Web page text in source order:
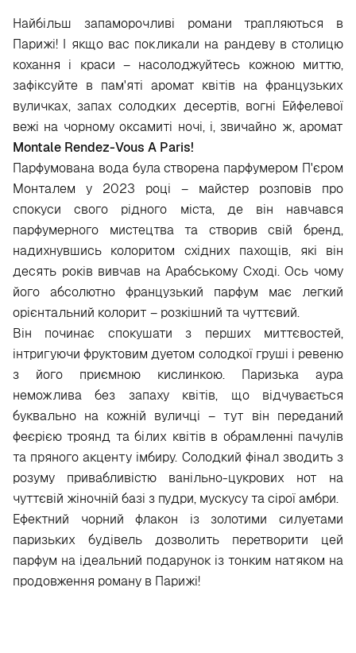
Найбільш запаморочливі романи трапляються в
Парижі! І якщо вас покликали на рандеву в столицю
кохання і краси – насолоджуйтесь кожною миттю,
зафіксуйте в пам'яті аромат квітів на французьких
вуличках, запах солодких десертів, вогні Ейфелевої
вежі на чорному оксамиті ночі, і, звичайно ж, аромат
Montale Rendez-Vous A Paris!
Парфумована вода була створена парфумером П'єром
Монталем у 2023 році – майстер розповів про
спокуси свого рідного міста, де він навчався
парфумерного мистецтва та створив свій бренд,
надихнувшись колоритом східних пахощів, які він
десять років вивчав на Арабському Сході. Ось чому
його абсолютно французький парфум має легкий
орієнтальний колорит – розкішний та чуттєвий.
Він починає спокушати з перших миттєвостей,
інтригуючи фруктовим дуетом солодкої груші і ревеню
з його приємною кислинкою. Паризька аура
неможлива без запаху квітів, що відчувається
буквально на кожній вуличці – тут він переданий
феєрією троянд та білих квітів в обрамленні пачулів
та пряного акценту імбиру. Солодкий фінал зводить з
розуму привабливістю ванільно-цукрових нот на
чуттєвій жіночній базі з пудри, мускусу та сірої амбри.
Ефектний чорний флакон із золотими силуетами
паризьких будівель дозволить перетворити цей
парфум на ідеальний подарунок із тонким натяком на
продовження роману в Парижі!